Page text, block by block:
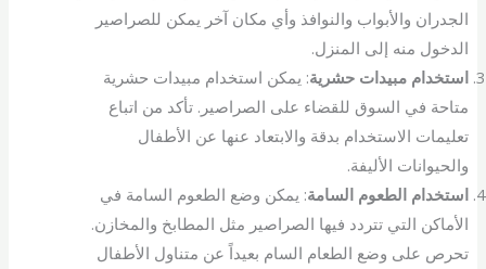
الجدران والأبواب والنوافذ وأي مكان آخر يمكن للصراصير
الدخول منه إلى المنزل.
استخدام مبيدات حشرية: يمكن استخدام مبيدات حشرية
متاحة في السوق للقضاء على الصراصير. تأكد من اتباع
تعليمات الاستخدام بدقة والابتعاد عنها عن الأطفال
والحيوانات الأليفة.
استخدام الطعوم السامة: يمكن وضع الطعوم السامة في
الأماكن التي تتردد فيها الصراصير مثل المطابخ والمخازن.
تحرص على وضع الطعام السام بعيداً عن متناول الأطفال